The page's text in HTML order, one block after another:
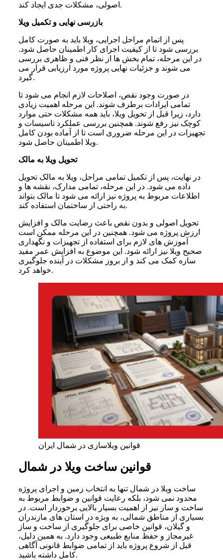
اصولی، مشکلات جدی ایجاد کند.
بازرسی نهایی و تکمیل ویلا
پس از اتمام مراحل اجرایی، ویلا باید به صورت کامل
بررسی شود تا از کیفیت اجرای کار اطمینان حاصل شود.
در این مرحله، تمام بخش ها از نظر فنی و ظاهری بررسی
می شوند و جزئیات نهایی پروژه مورد ارزیابی قرار می
گیرد.
در صورت وجود نقص، اصلاحات لازم انجام می شود تا
تمامی ایرادات برطرف شوند. این مرحله اهمیت زیادی
دارد، زیرا قبل از تحویل ویلا، باید همه مشکلات حتی موارد
کوچک نیز رفع شوند. همچنین بررسی عملکرد تاسیسات و
تجهیزات در این مرحله ضروری است تا از آماده بودن کامل
ویلا اطمینان حاصل شود.
تحویل ویلا به مالک
در نهایت، پس از تکمیل تمامی مراحل، ویلا به مالک تحویل
داده می شود. در این مرحله، تمامی مدارک، نقشه ها و
اطلاعات مربوط به پروژه نیز ارائه می شود تا مالک بتواند
به راحتی از ساختمان استفاده کند.
تحویل اصولی و بدون نقص باعث رضایت مالک و افزایش
ارزش پروژه می شود. همچنین در این مرحله ممکن است
آموزش های لازم برای استفاده از تجهیزات و نگهداری
صحیح ویلا نیز ارائه شود. این موضوع به افزایش عمر مفید
سازه کمک می کند و از بروز مشکلات در آینده جلوگیری
خواهد کرد.
قوانین ویلاسازی در شمال ایران
قوانین ساخت ویلا در شمال
ساخت ویلا در شمال تنها به انتخاب زمین و اجرای پروژه
محدود نمی شود، بلکه رعایت قوانین و ضوابط مربوط به
ساخت و ساز نیز از اهمیت بسیار بالایی برخوردار است. در
بسیاری از مناطق شمالی، به ویژه در استان های مازندران
و گیلان، قوانین خاصی برای جلوگیری از ساخت و ساز
غیرمجاز و حفظ منابع طبیعی وجود دارد. به همین دلیل،
قبل از شروع پروژه باید از تمامی ضوابط قانونی آگاهی
کامل داشته باشید.